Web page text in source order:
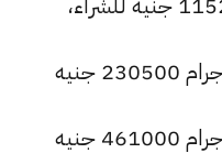
أسعار الذهب عيار 21 وزن 50 جرام 230500 جنيه
سعر الذهب عيار 21 وزن 100 جرام 461000 جنيه